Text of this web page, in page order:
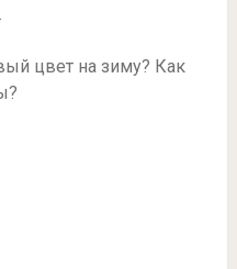
цвет на зиму? Как